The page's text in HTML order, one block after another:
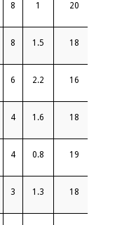
8 1 20
8 1.5 18
6 2.2 16
4 1.6 18
4 0.8 19
3 1.3 18